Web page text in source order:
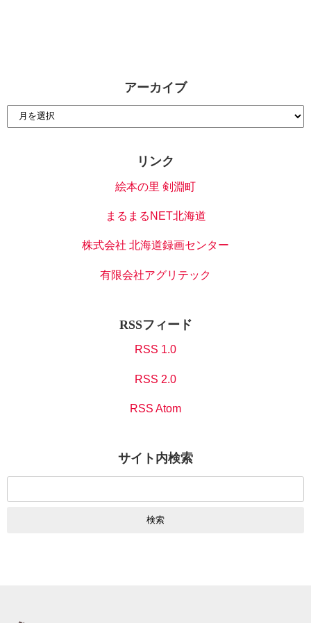
アーカイブ
リンク
絵本の里 剣淵町
まるまるNET北海道
株式会社 北海道録画センター
有限会社アグリテック
RSSフィード
RSS 1.0
RSS 2.0
RSS Atom
サイト内検索